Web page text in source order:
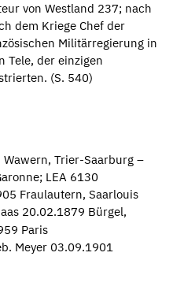
von Westland 237; nach
dem Kriege Chef der
Militärregierung in
Tele, der einzigen
(S. 540)
Trier-Saarburg –
LEA 6130
Fraulautern, Saarlouis
20.02.1879 Bürgel,
Paris
Meyer 03.09.1901